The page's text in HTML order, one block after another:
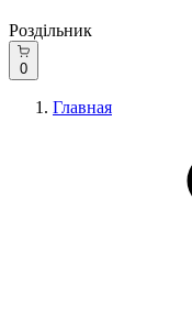
Роздільник
0
Главная